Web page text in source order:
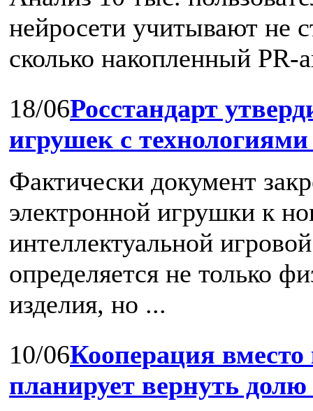
нейросети учитывают не
сколько накопленный PR-
18/06Росстандарт
игрушек с
Фактически документ
электронной игрушки к
интеллектуальной
определяется не только
изделия, но ...
10/06Кооперация
планирует вернуть